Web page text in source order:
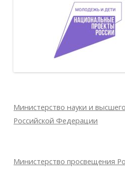
Министерство науки и
Российской Федерации
Министерство просвещения